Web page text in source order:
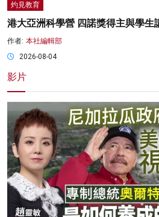
灼見教育
港大亞洲科學營 四諾獎得主與學生
作者: 本社編輯部
2026-08-04
影片